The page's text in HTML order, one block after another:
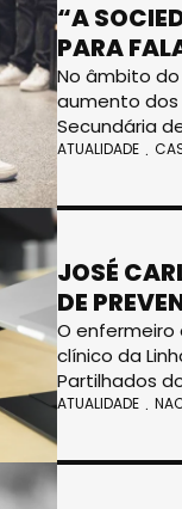
“A
PARA
No âmbito do
aumento dos
Secundária
ATUALIDADE
JOSÉ
DE
O
clínico da
Partilhados
ATUALIDADE